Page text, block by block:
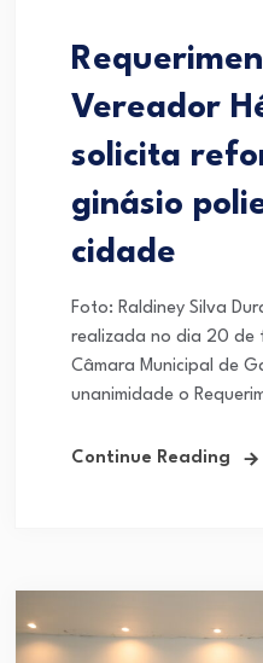
Vereador
solicita
ginásio
cidade
Foto: Raldiney Silva
realizada no dia 20 de
Câmara Municipal de
unanimidade o
Continue Reading